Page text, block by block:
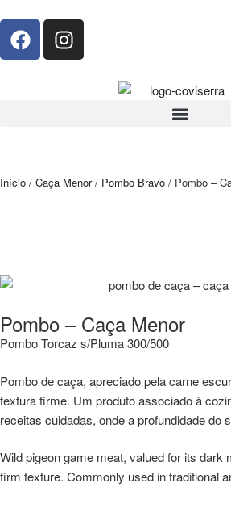
Início / Caça Menor/ Pombo Bravo / Pombo –
Pombo – Caça Menor
Pombo Torcaz s/Pluma 300/500
Pombo de caça, apreciado pela carne
textura firme. Um produto associado à
receitas cuidadas, onde a profundidade do
Wild pigeon game meat, valued for its dark
firm texture. Commonly used in traditional